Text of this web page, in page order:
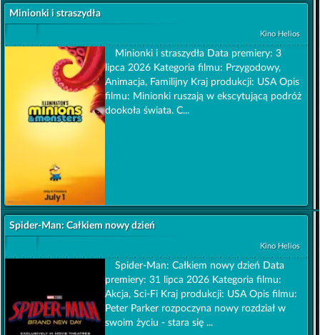
Minionki i straszydła
Kino Helios
Minionki i straszydła Data premiery: 3
lipca 2026 Kategoria filmu: Przygodowy,
Animacja, Familijny Kraj produkcji: USA Opis
filmu: Minionki ruszają w ekscytującą podróż
dookoła świata. C...
Spider-Man: Całkiem nowy dzień
Kino Helios
Spider-Man: Całkiem nowy dzień Data
premiery: 31 lipca 2026 Kategoria filmu:
Akcja, Sci-Fi Kraj produkcji: USA Opis filmu:
Peter Parker rozpoczyna nowy rozdział w
swoim życiu - stara się ...